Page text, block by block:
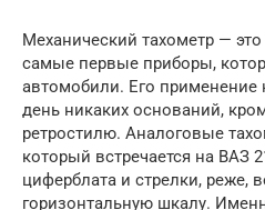
Механический тахометр —
самые первые приборы,
автомобили. Его применение
день никаких оснований,
ретростилю. Аналоговые
который встречается на ВАЗ
циферблата и стрелки, реже,
горизонтальную шкалу.